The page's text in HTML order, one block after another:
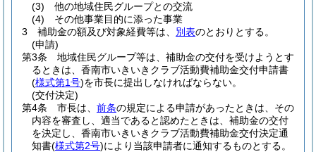
(3)
他の地域住民グループとの交流
(4)
その他事業目的に添った事業
3
補助金の額及び対象経費等は、 別表のとおりとする。
(申請)
第3条
地域住民グループ等は、補助金の交付を受けようとす
るときは、香南市いきいきクラブ活動費補助金交付申請書
(様式第1号)を市長に提出しなければならない。
(交付決定)
第4条
市長は、 前条の規定による申請があったときは、その
内容を審査し、適当であると認めたときは、補助金の交付
を決定し、香南市いきいきクラブ活動費補助金交付決定通
知書(様式第2号)により当該申請者に通知するものとする。